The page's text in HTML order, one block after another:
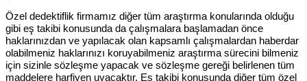
Özel dedektiflik firmamız diğer tüm araştırma konularında olduğu
gibi eş takibi konusunda da çalışmalara başlamadan önce
haklarınızdan ve yapılacak olan kapsamlı çalışmalardan haberdar
olabilmeniz haklarınızı koruyabilmeniz araştırma sürecini bilmeniz
için sizinle sözleşme yapacak ve sözleşme gereği belirlenen tüm
maddelere harfiyen uyacaktır. Eş takibi konusunda diğer tüm özel